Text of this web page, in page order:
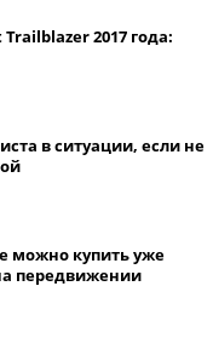
2017 года:
в ситуации, если не
можно купить уже
передвижении